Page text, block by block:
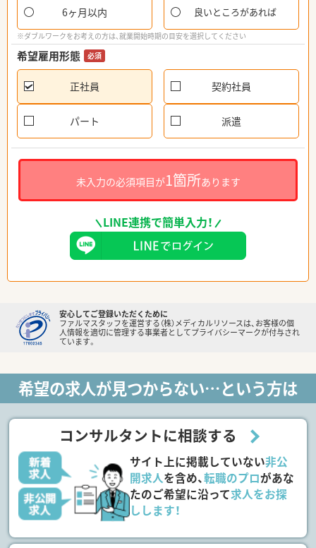
6ヶ月以内 良いところがあれば
※ダブルワークをお考えの方は、就業開始時期の目安を選択してください
希望雇用形態 必須
正社員 契約社員
パート 派遣
未入力の必須項目が1箇所あります
LINE連携で簡単入力！
安心してご登録いただくために
ファルマスタッフを運営する（株）メディカルリソースは、お客様の個
人情報を適切に管理する事業者としてプライバシーマークが付与され
ています。
希望の求人が見つからない…という方は
コンサルタントに相談する
サイト上に掲載していない非公
開求人を含め、転職のプロがあな
たのご希望に沿って求人をお探
しします！